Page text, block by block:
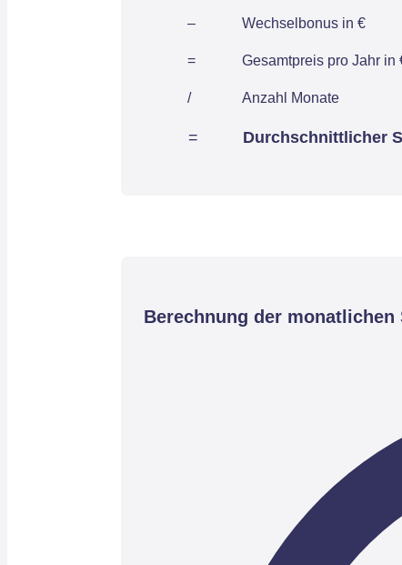
– Wechselbonus in €
= Gesamtpreis pro Jahr in
/ Anzahl Monate
= Durchschnittlicher
Berechnung der